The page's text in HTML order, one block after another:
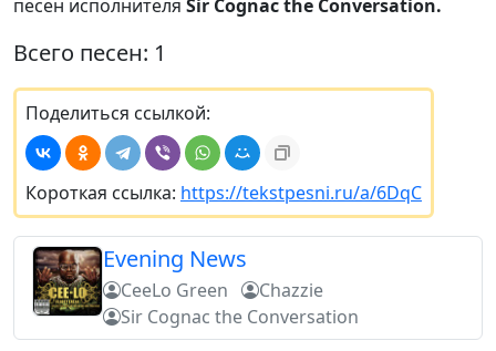
песен исполнителя Sir Cognac the Conversation.
Всего песен: 1
Поделиться ссылкой:
Короткая ссылка: https://tekstpesni.ru/a/6DqC
Evening News
CeeLo Green
Chazzie
Sir Cognac the Conversation